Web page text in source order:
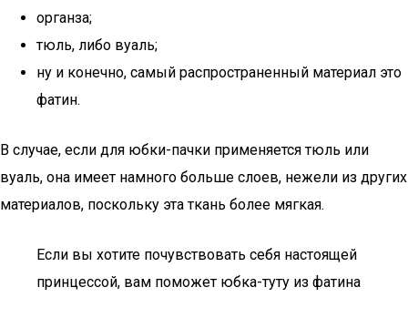
органза;
тюль, либо вуаль;
ну и конечно, самый распространенный материал это
фатин.
В случае, если для юбки-пачки применяется тюль или
вуаль, она имеет намного больше слоев, нежели из других
материалов, поскольку эта ткань более мягкая.
Если вы хотите почувствовать себя настоящей
принцессой, вам поможет юбка-туту из фатина